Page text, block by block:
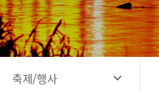
고양컨벤션뷰로
경기관광
대한민국 구석구석
축제/행사